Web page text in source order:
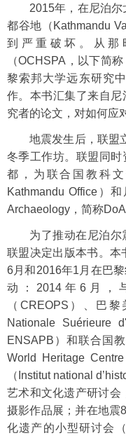
2015年，在尼泊尔
都谷地（ Kathmandu
到严重破坏。从那
（OCHSPA ，以下简
黎索邦大学远东研究
作。本书汇集了来自
究者的论文，对如何应
地震发生后，联盟
冬季工作坊。联盟同
都，为联合国教科
Kathmandu Office）和
Archaeology ，简称DoA
为了推动在尼泊尔
联盟决定出版本书。本
6月和2016年1 月在巴
动： 2014 年 6 月，
（ CREOPS ）、巴黎
Nationale Suérieure
ENSAPB ）和联合国
World Heritage Centre
（ Institut national
艺术和文化遗产研讨会
摄影作品展；并在地震8
化遗产的小型研讨会